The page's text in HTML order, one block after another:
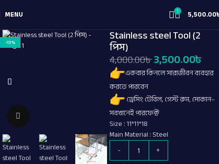
MENU 1 5,500.00
-13%
Click to enlarge
Stainless steel Tool (2
পিস)
4,000.00৳3,500.00৳
একবার কিনলে সারাজীবন ব্যবহার
করতে পারবেন
ড্রেসিং টেবিল, গেস্ট রুম, দোকান–
সবখানেই পারফেক্ট
Size : 11*11*18
Main Material : Steel